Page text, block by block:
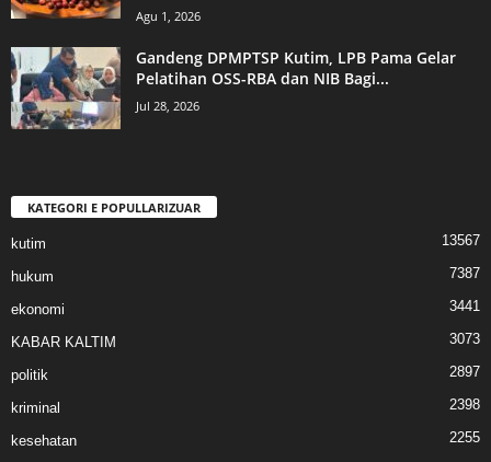
Agu 1, 2026
Gandeng DPMPTSP Kutim, LPB Pama Gelar
Pelatihan OSS-RBA dan NIB Bagi...
Jul 28, 2026
KATEGORI E POPULLARIZUAR
kutim 13567
hukum 7387
ekonomi 3441
KABAR KALTIM 3073
politik 2897
kriminal 2398
kesehatan 2255